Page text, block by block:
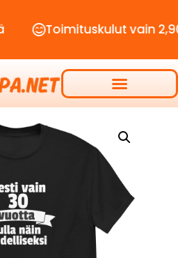
Toimituskulut vain 2,90€